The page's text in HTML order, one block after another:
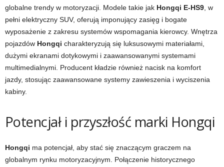
globalne trendy w motoryzacji. Modele takie jak Hongqi E-HS9 , w
pełni elektryczny SUV, oferują imponujący zasięg i bogate
wyposażenie z zakresu systemów wspomagania kierowcy. Wnętrza
pojazdów Hongqi charakteryzują się luksusowymi materiałami,
dużymi ekranami dotykowymi i zaawansowanymi systemami
multimedialnymi. Producent kładzie również nacisk na komfort
jazdy, stosując zaawansowane systemy zawieszenia i wyciszenia
kabiny.
Potencjał i przyszłość marki Hongqi
Hongqi ma potencjał, aby stać się znaczącym graczem na
globalnym rynku motoryzacyjnym. Połączenie historycznego